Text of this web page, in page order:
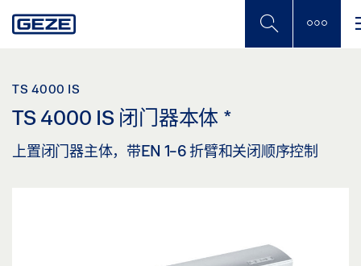
to
TS 4000 IS
TS 4000 IS 闭门器本体 *
上置闭门器主体，带EN 1-6 折臂和关闭顺序控制